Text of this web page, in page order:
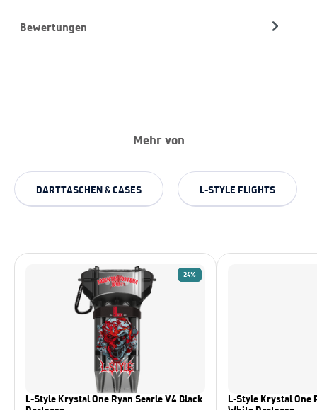
Bewertungen
Mehr von
DARTTASCHEN & CASES L-STYLE FLIGHTS
24%
L-Style Krystal One Ryan Searle V4 Black
L-Style Krystal One